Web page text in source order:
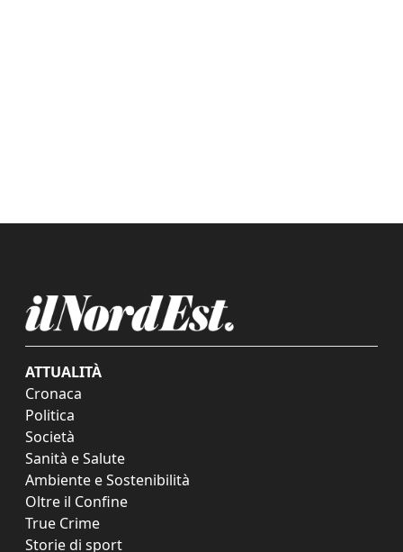
ATTUALITÀ
Cronaca
Politica
Società
Sanità e Salute
Ambiente e Sostenibilità
Oltre il Confine
True Crime
Storie di sport